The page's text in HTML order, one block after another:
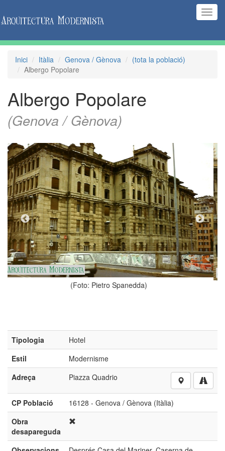
Inici Itàlia Genova / Gènova
(tota la població)
Albergo Popolare
Albergo Popolare
(Genova / Gènova)
Tipologia
Hotel
Estil
Modernisme
Adreça
Piazza Quadrio
CP Població
16128 - Genova / Gènova (Itàlia)
Obra
desapareguda